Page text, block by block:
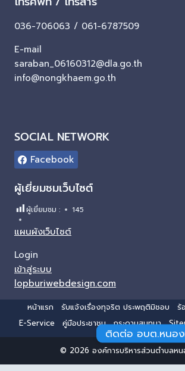
036-706063 / 061-6787509
E-mail
saraban_06160312@dla.go.th
info@nongkhaem.go.th
SOCIAL NETWORK
Facebook
ผู้เยี่ยมชมเว็บไซต์
ผู้เยี่ยมชม : 145
แผนผังเว็บไซต์
Login
เข้าสู่ระบบ
lopburiwebdesign.com
หน้าแรก รับแจ้งเรื่องทุจริต ประพฤติมิชอบ
ร้
E-Service
คู่มือประชาชน กระดานสนทนา
© 2026 องค์การบริหารส่วนตำบลห
ติดต่อ อบต.หนอ